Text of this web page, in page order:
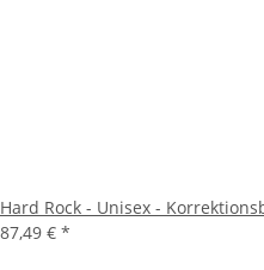
Hard Rock - Unisex -
87,49 € *